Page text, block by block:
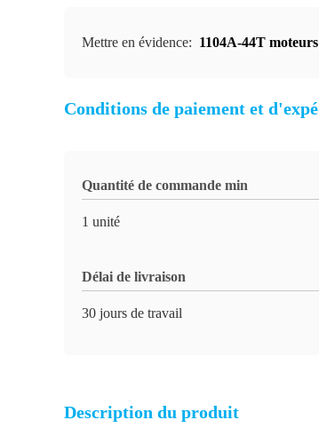
Mettre en évidence: 1104A-44T
Conditions de paiement et
Quantité de commande min
1 unité
Délai de livraison
30 jours de travail
Description du produit